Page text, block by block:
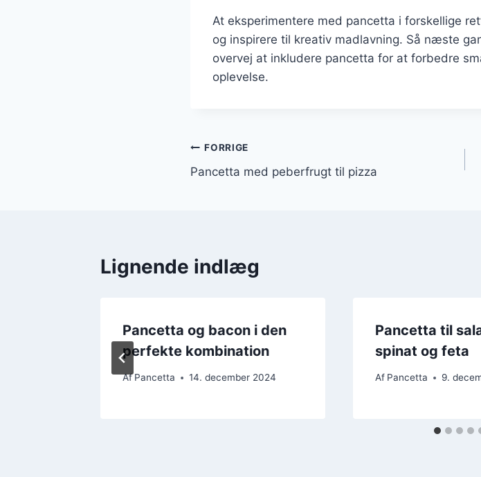
At eksperimentere med pancetta i forskellige
og inspirere til kreativ madlavning. Så næste
overvej at inkludere pancetta for at forbedre
oplevelse.
Indlægsnavigation
FORRIGE
Pancetta med peberfrugt til pizza
Lignende indlæg
Pancetta og bacon i den
perfekte kombination
Af Pancetta 14. december 2024
Pancetta til
spinat og feta
Af Pancetta 9.